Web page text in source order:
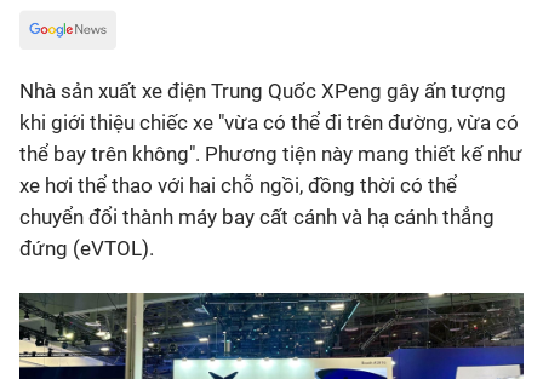
Nhà sản xuất xe điện Trung Quốc XPeng gây ấn tượng
khi giới thiệu chiếc xe "vừa có thể đi trên đường, vừa có
thể bay trên không". Phương tiện này mang thiết kế như
xe hơi thể thao với hai chỗ ngồi, đồng thời có thể
chuyển đổi thành máy bay cất cánh và hạ cánh thẳng
đứng (eVTOL).